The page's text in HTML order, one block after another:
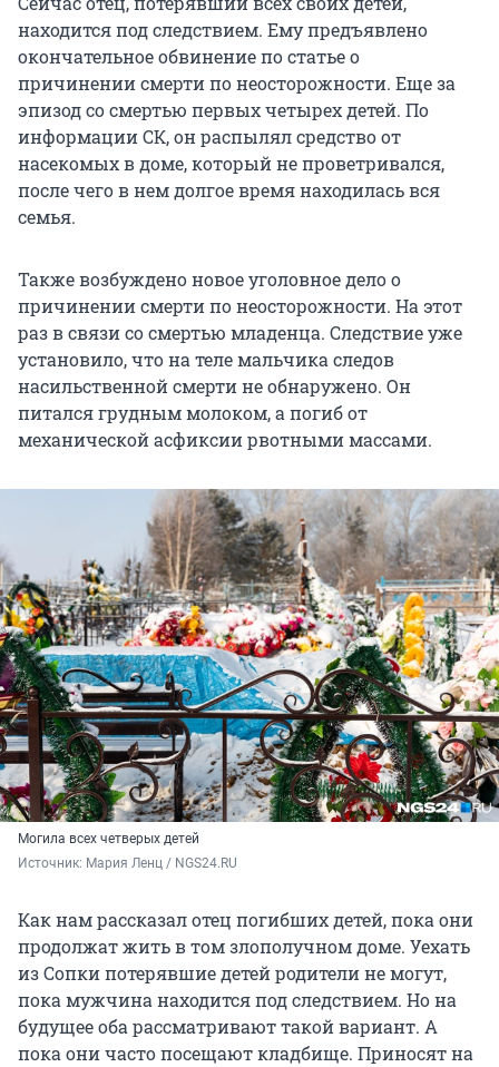
находится под следствием. Ему предъявлено
окончательное обвинение по статье о
причинении смерти по неосторожности. Еще за
эпизод со смертью первых четырех детей. По
информации СК, он распылял средство от
насекомых в доме, который не проветривался,
после чего в нем долгое время находилась вся
семья.
Также возбуждено новое уголовное дело о
причинении смерти по неосторожности. На этот
раз в связи со смертью младенца. Следствие уже
установило, что на теле мальчика следов
насильственной смерти не обнаружено. Он
питался грудным молоком, а погиб от
механической асфиксии рвотными массами.
Могила всех четверых детей
Источник: Мария Ленц / NGS24.RU
Как нам рассказал отец погибших детей, пока они
продолжат жить в том злополучном доме. Уехать
из Сопки потерявшие детей родители не могут,
пока мужчина находится под следствием. Но на
будущее оба рассматривают такой вариант. А
пока они часто посещают кладбище. Приносят на